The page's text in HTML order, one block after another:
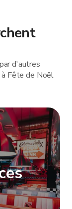
d'autres
à Fête de Noël